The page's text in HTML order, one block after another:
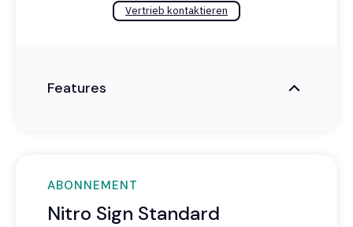
Vertrieb kontaktieren
Features
ABONNEMENT
Nitro Sign Standard